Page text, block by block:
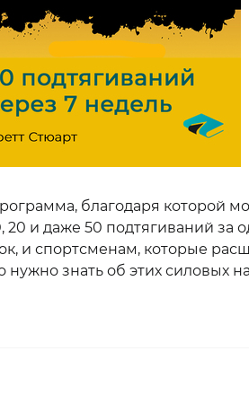
благодаря которой
и даже 50 подтягиваний за
и спортсменам, которые
знать об этих силовых